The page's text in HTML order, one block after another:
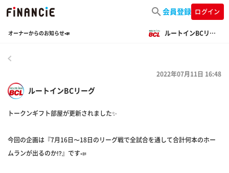
会員登録 ログイン
オーナーからのお知らせ📣 ルートインBCリーグ
ルートインBCリーグ
2022年07月11日 16:48
トークンギフト部屋が更新されました✨
今回の企画は『7月16日〜18日のリーグ戦で全試合を通して合計何本のホー
ムランが出るのか⁉️』です📣